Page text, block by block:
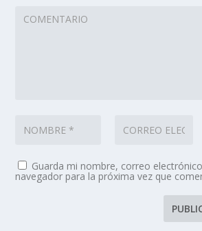
Guarda mi nombre, correo
navegador para la próxima vez que